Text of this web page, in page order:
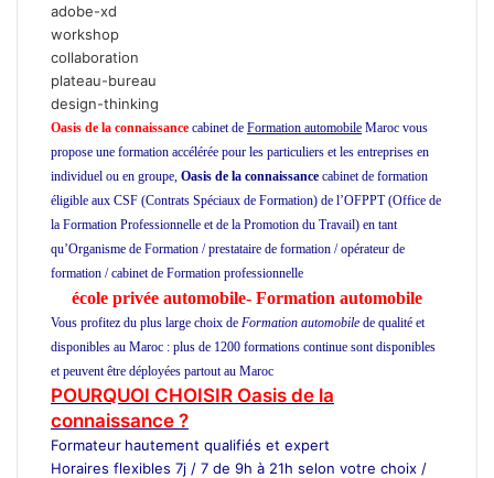
adobe-xd
workshop
collaboration
plateau-bureau
design-thinking
Oasis de la connaissance cabinet de Formation automobile Maroc vous
propose une formation accélérée pour les particuliers et les entreprises en
individuel ou en groupe, Oasis de la connaissance cabinet de formation
éligible aux CSF (Contrats Spéciaux de Formation) de l’OFPPT (Office de
la Formation Professionnelle et de la Promotion du Travail) en tant
qu’Organisme de Formation / prestataire de formation / opérateur de
formation / cabinet de Formation professionnelle
école privée automobile- Formation automobile
Vous profitez du plus large choix de Formation automobile de qualité et
disponibles au Maroc : plus de 1200 formations continue sont disponibles
et peuvent être déployées partout au Maroc
POURQUOI CHOISIR Oasis de la
connaissance ?
Formateur hautement qualifiés et expert
Horaires flexibles 7j / 7 de 9h à 21h selon votre choix /